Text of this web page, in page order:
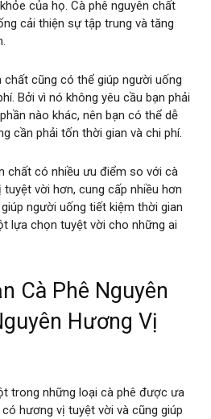
của họ. Cà phê nguyên chất
cải thiện sự tập trung và tăng
chất cũng có thể giúp người uống
Bởi vì nó không yêu cầu bạn phải
nào khác, nên bạn có thể dễ
cần phải tốn thời gian và chi phí.
chất có nhiều ưu điểm so với cà
vời hơn, cung cấp nhiều hơn
người uống tiết kiệm thời gian
lựa chọn tuyệt vời cho những ai
Cà Phê Nguyên
Hương Vị
trong những loại cà phê được ưa
hương vị tuyệt vời và cũng giúp